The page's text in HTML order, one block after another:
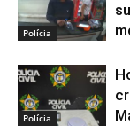
Polícia
Polícia